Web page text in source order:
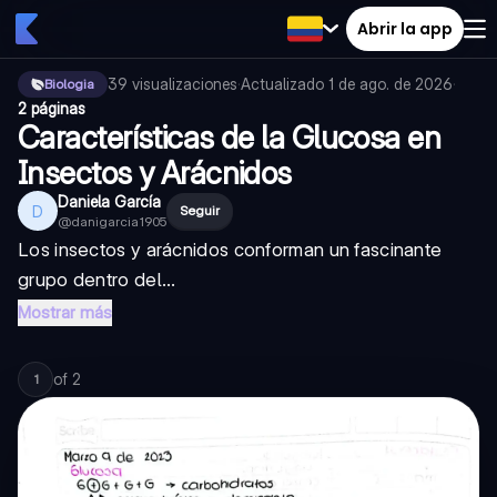
Abrir la app
Biologia 39 visualizaciones·Actualizado 1 de ago. de 2026·
2 páginas
Características de la Glucosa en
Insectos y Arácnidos
D Daniela García
@danigarcia1905
Seguir
Los insectos y arácnidos conforman un fascinante
grupo dentro del...
Mostrar más
1 of 2